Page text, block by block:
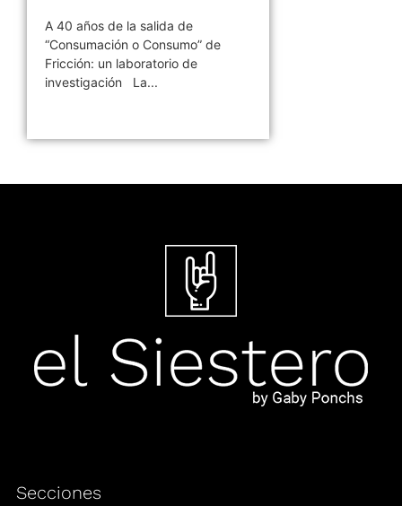
A 40 años de la salida de
“Consumación o Consumo” de
Fricción: un laboratorio de
investigación La...
Secciones